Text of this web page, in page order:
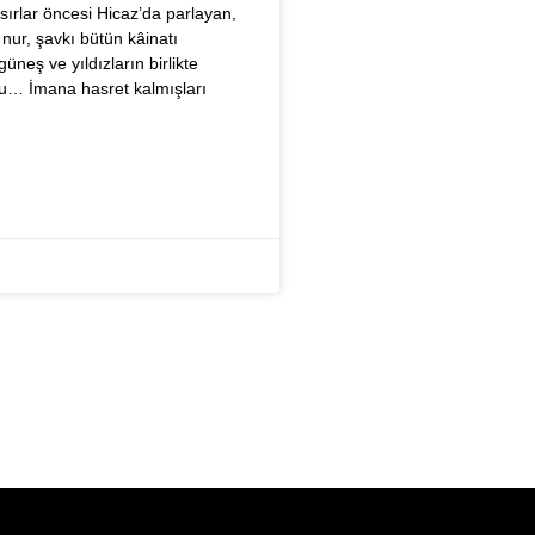
öncesi Hicaz’da parlayan,
şavkı bütün kâinatı
ve yıldızların birlikte
İmana hasret kalmışları